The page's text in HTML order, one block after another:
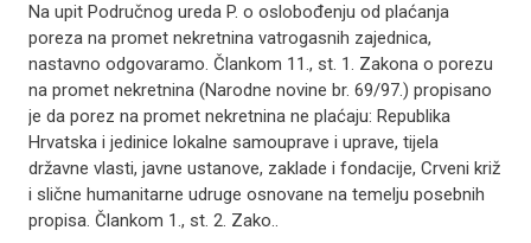
Na upit Područnog ureda P. o oslobođenju od plaćanja
poreza na promet nekretnina vatrogasnih zajednica,
nastavno odgovaramo. Člankom 11., st. 1. Zakona o porezu
na promet nekretnina (Narodne novine br. 69/97.) propisano
je da porez na promet nekretnina ne plaćaju: Republika
Hrvatska i jedinice lokalne samouprave i uprave, tijela
državne vlasti, javne ustanove, zaklade i fondacije, Crveni križ
i slične humanitarne udruge osnovane na temelju posebnih
propisa. Člankom 1., st. 2. Zako..